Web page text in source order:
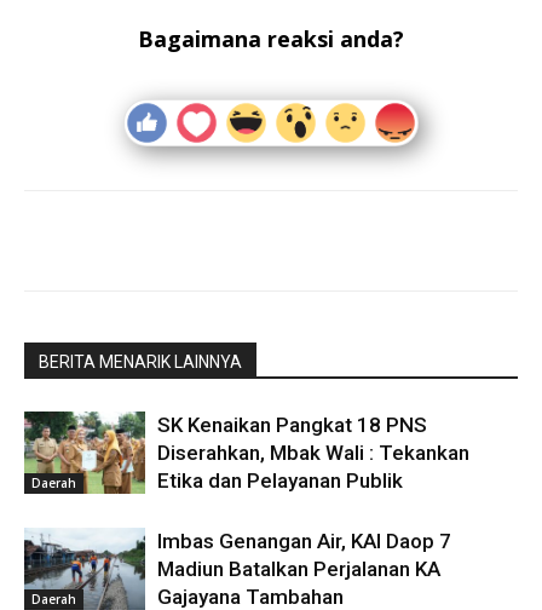
Bagaimana reaksi anda?
BERITA MENARIK LAINNYA
Daerah
SK Kenaikan Pangkat 18 PNS
Diserahkan, Mbak Wali : Tekankan
Etika dan Pelayanan Publik
Daerah
Imbas Genangan Air, KAI Daop 7
Madiun Batalkan Perjalanan KA
Gajayana Tambahan